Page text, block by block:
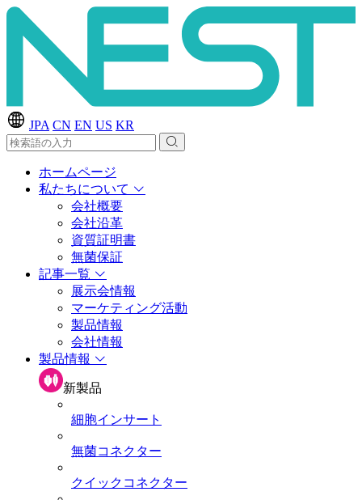
JPA CN EN US KR
ホームページ
私たちについて
会社概要
会社沿革
資質証明書
無菌保証
記事一覧
展示会情報
マーケティング活動
製品情報
会社情報
製品情報
新製品
細胞インサート
無菌コネクター
クイックコネクター